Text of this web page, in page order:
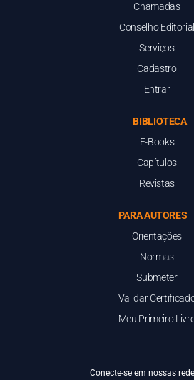
Chamadas
Conselho Editorial
Serviços
Cadastro
Entrar
BIBLIOTECA
E-Books
Capítulos
Revistas
PARA AUTORES
Orientações
Normas
Submeter
Validar
Meu Primeiro
Conecte-se em nossas